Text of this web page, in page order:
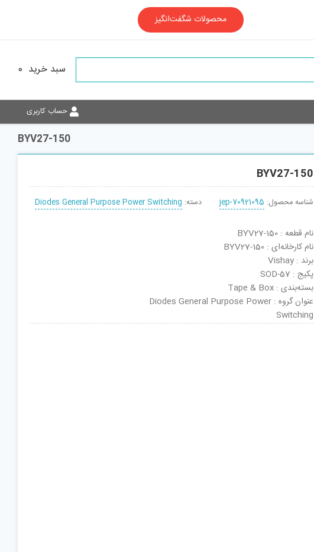
محصولات شگفت‌انگیز
سبد خرید 0
حساب کاربری
BYV27-150
BYV27-150
شناسه محصول: jep-70921095 دسته: Diodes General Purpose Power Switching
نام قطعه : BYV27-150
نام کارخانه‌ای : BYV27-150
برند : Vishay
پکیج : SOD-57
بسته‌بندی : Tape & Box
عنوان گروه : Diodes General Purpose Power
Switching